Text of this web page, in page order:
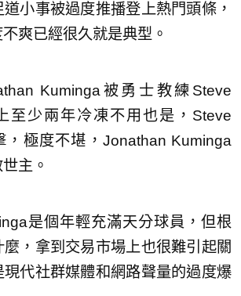
小事被過度推播登上熱門頭條，
爽已經很久就是典型。
Kuminga被勇士教練Steve
至少兩年冷凍不用也是，Steve
，極度不堪，Jonathan Kuminga
主。
是個年輕充滿天分球員，但根
，拿到交易市場上也很難引起關
現代社群媒體和網路聲量的過度爆